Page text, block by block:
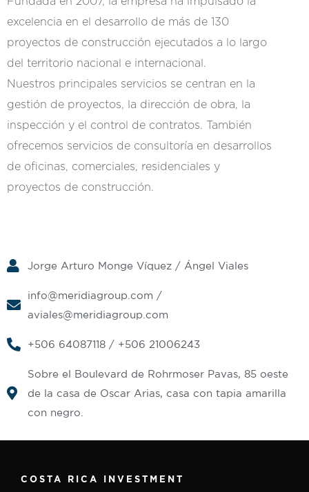
excelencia en el desarrollo de más de 130
proyectos de construcción ejecutados a lo largo
del territorio nacional e internacional.
Nuestros principales servicios se centran en la
gestión de proyectos, la dirección de obra, la
inspección y el control de contratos. También
ofrecemos servicios de consultoría en desarrollos
de oficinas, comerciales, residenciales y
proyectos de construcción.
Jorge Arturo Monge Víquez / Ángel Viales
info@meridiagroup.com /
aviales@meridiagroup.com
+506 64087118 / +506 21006243
Sobre el Boulevard de Rohrmoser Pavas, 85 oeste
de la casa de Oscar Arias, casa con tapia amarilla
con negro.
COSTA RICA INVESTMENT